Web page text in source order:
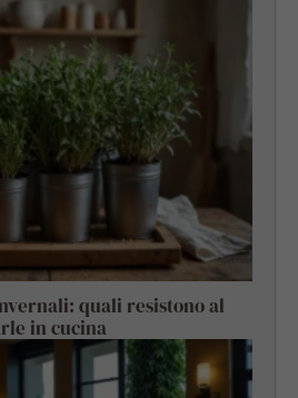
quali resistono al
in cucina